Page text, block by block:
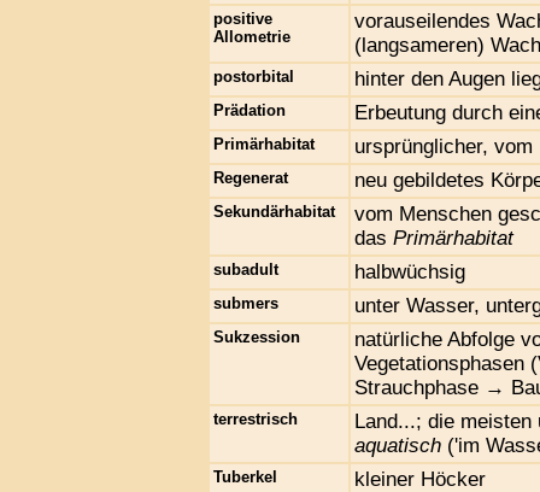
positive
Allometrie
vorauseilendes
(langsameren)
postorbital hinter den Augen
Prädation Erbeutung durch
Primärhabitat ursprünglicher,
Regenerat neu gebildetes
Sekundärhabitat
vom Menschen
das Primärhabitat
subadult halbwüchsig
submers unter Wasser,
Sukzession
natürliche Abfolge
Vegetationsphasen
Strauchphase →
terrestrisch
Land...; die
aquatisch ('im
Tuberkel kleiner Höcker